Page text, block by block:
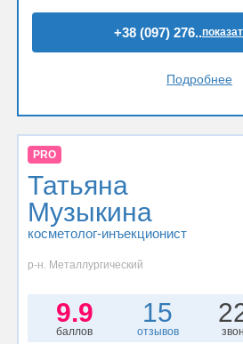
+38 (097) 276..
Подробнее
PRO
Татьяна
Музыкина
косметолог-инъекционист
р-н. Металлургический
9.9
баллов
15
отзывов